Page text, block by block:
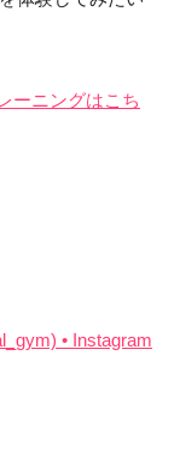
ーニングはこち
• Instagram